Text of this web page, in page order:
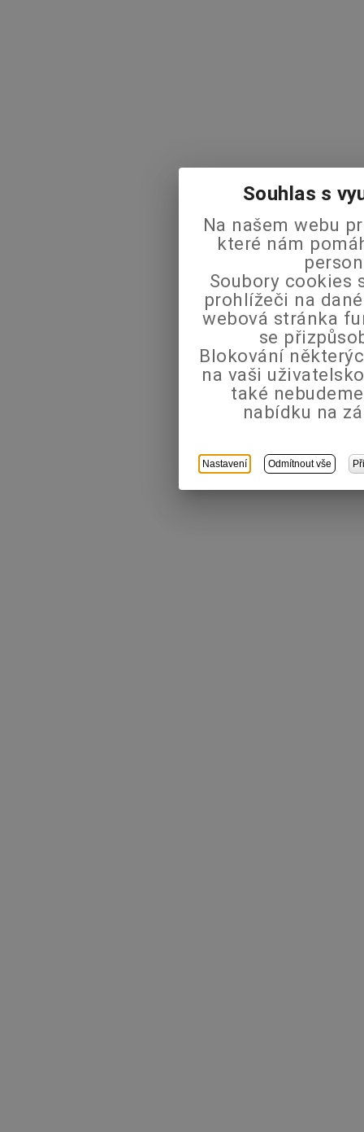
Souhlas s
Na našem webu
které nám
Soubory cookies
prohlížeči na
webová stránka
se
Blokování
na vaši
také
nabídku na
Nastavení Odmítnout vše